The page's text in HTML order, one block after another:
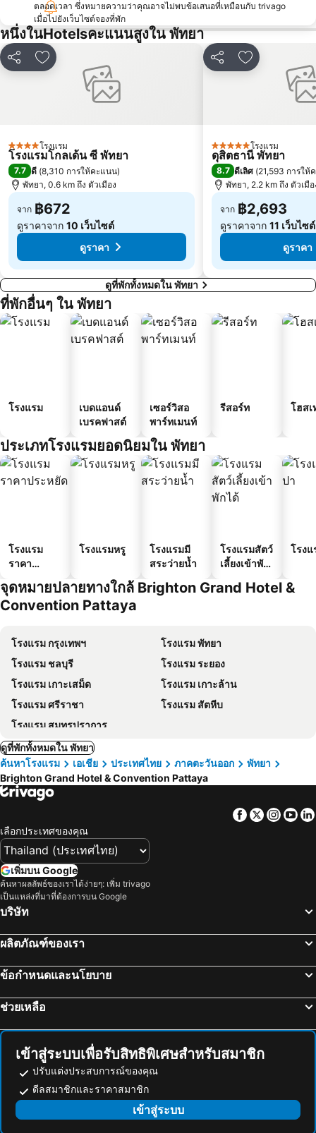
ตลอดเวลา ซึ่งหมายความว่าคุณอาจไม่พบข้อเสนอที่เหมือนกับ trivago
เมื่อไปยังเว็บไซต์จองที่พัก
หนึ่งในHotelsคะแนนสูงใน พัทยา
แชร์ เพิ่มในรายการโปรด
4 ดาว โรงแรม
โรงแรมโกลเด้น ซี พัทยา
7.7 ดี (8,310 การให้คะแนน)
พัทยา, 0.6 km ถึง ตัวเมือง
จาก ฿672
ดูราคาจาก 10 เว็บไซต์
ดูราคา
แชร์ เพิ่มในรายกา
5 ดาว โรงแรม
ดุสิตธานี พัทยา
8.7 ดีเลิศ (21,593 การให้
พัทยา, 2.2 km ถึง ตัวเมือ
จาก ฿2,693
ดูราคาจาก 11 เว็บไซต์
ดูราคา
ดูที่พักทั้งหมดใน พัทยา
ที่พักอื่นๆ ใน พัทยา
โรงแรม
เบดแอนด์
เบรคฟาสต์
เซอร์วิสอ
พาร์ทเมนท์
รีสอร์ท โฮสเ
ประเภทโรงแรมยอดนิยมใน พัทยา
โรงแรม
ราคา
โรงแรมหรู
โรงแรมมี
สระว่ายน้ำ
โรงแรมสัตว์
เลี้ยงเข้าพัก
โรง
จุดหมายปลายทางใกล้ Brighton Grand Hotel &
Convention Pattaya
โรงแรม กรุงเทพฯ
โรงแรม พัทยา
โรงแรม ชลบุรี
โรงแรม ระยอง
โรงแรม เกาะเสม็ด
โรงแรม เกาะล้าน
โรงแรม ศรีราชา
โรงแรม สัตหีบ
โรงแรม สมุทรปราการ
ดูที่พักทั้งหมดใน พัทยา
ค้นหาโรงแรม
เอเชีย ประเทศไทย ภาคตะวันออก
พัทยา
Brighton Grand Hotel & Convention Pattaya
Facebook
Twitter
เลือกประเทศของคุณ
เพิ่มบน Google
ค้นหาผลลัพธ์ของเราได้ง่ายๆ: เพิ่ม trivago
เป็นแหล่งที่มาที่ต้องการบน Google
บริษัท
ผลิตภัณฑ์ของเรา
ข้อกำหนดและนโยบาย
ช่วยเหลือ
เข้าสู่ระบบเพื่อรับสิทธิพิเศษสำหรับสมาชิก
ปรับแต่งประสบการณ์ของคุณ
ดีลสมาชิกและราคาสมาชิก
เข้าสู่ระบบ